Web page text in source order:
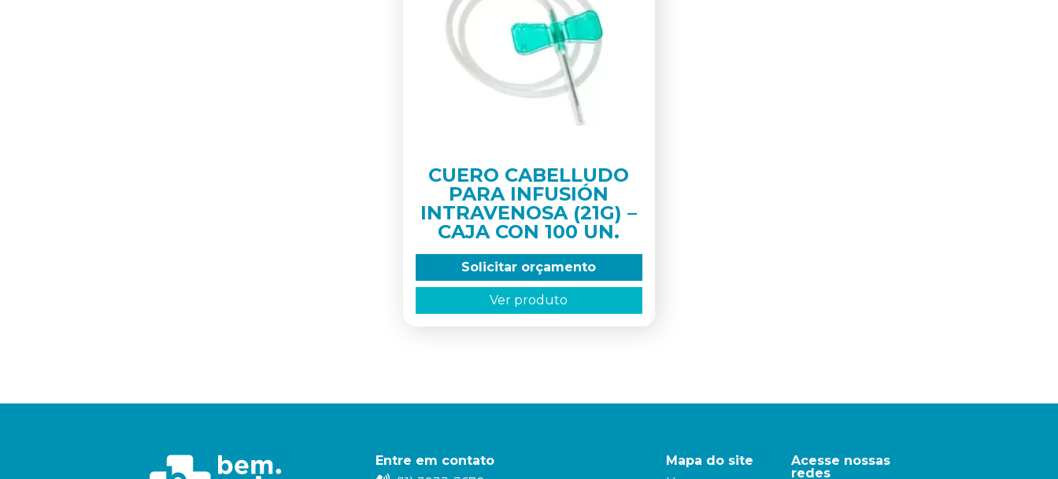
CUERO CABELLUDO
PARA INFUSIÓN
INTRAVENOSA (21G) –
CAJA CON 100 UN.
Solicitar orçamento
Ver produto
Entre em contato
Mapa do site
Acesse nossas
redes